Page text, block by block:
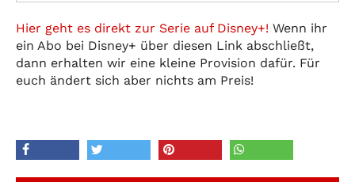
Hier geht es direkt zur Serie auf Disney+! Wenn ihr
ein Abo bei Disney+ über diesen Link abschließt,
dann erhalten wir eine kleine Provision dafür. Für
euch ändert sich aber nichts am Preis!